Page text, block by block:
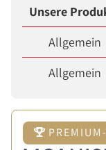
Unsere
Allgemein
Allgemein